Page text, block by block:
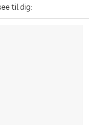
til dig: